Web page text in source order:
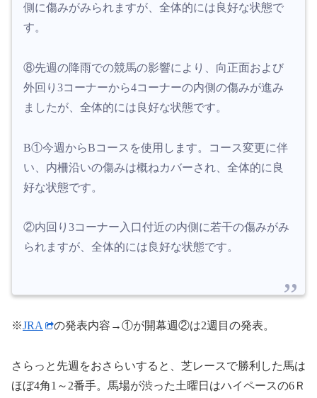
側に傷みがみられますが、全体的には良好な状態で
す。
⑧先週の降雨での競馬の影響により、向正面および
外回り3コーナーから4コーナーの内側の傷みが進み
ましたが、全体的には良好な状態です。
B①今週からBコースを使用します。コース変更に伴
い、内柵沿いの傷みは概ねカバーされ、全体的に良
好な状態です。
②内回り3コーナー入口付近の内側に若干の傷みがみ
られますが、全体的には良好な状態です。
※JRA の発表内容→①が開幕週②は2週目の発表。
さらっと先週をおさらいすると、芝レースで勝利した馬は
ほぼ4角1～2番手。馬場が渋った土曜日はハイペースの6Ｒ